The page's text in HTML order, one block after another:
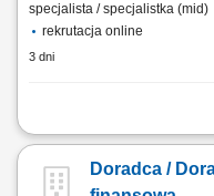
specjalista / specjalistka (mid)
rekrutacja online
3 dni
obsługa klientów;
firm;
Doradca /